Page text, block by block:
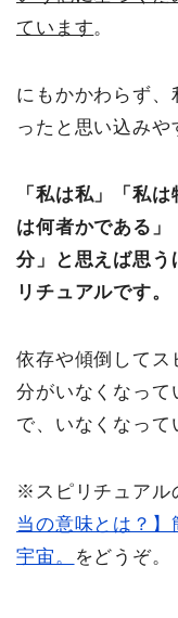
ています。
にもかかわらず、
ったと思い込みや
「私は私」「私
は何者かである」
分」と思えば思う
リチュアルです。
依存や傾倒してス
分がいなくなって
で、いなくなって
※スピリチュアル
当の意味とは？】
宇宙。
をどうぞ。